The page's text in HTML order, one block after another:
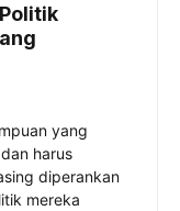
yang
harus
diperankan
mereka